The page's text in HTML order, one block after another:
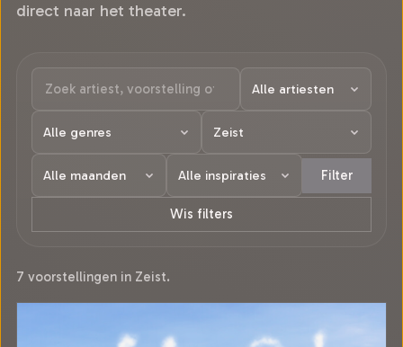
direct naar het theater.
Filter
Wis filters
7 voorstellingen in Zeist.